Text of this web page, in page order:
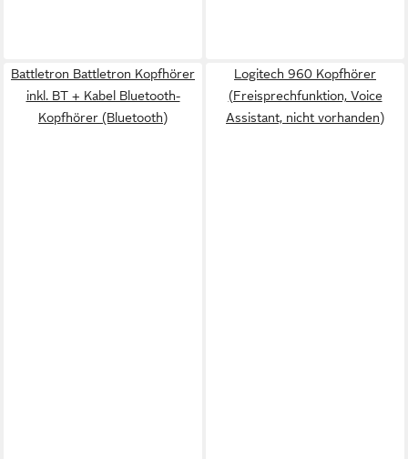
Battletron Battletron Kopfhörer
inkl. BT + Kabel Bluetooth-
Kopfhörer (Bluetooth)
Logitech 960 Kopfhörer
(Freisprechfunktion, Voice
Assistant, nicht vorhanden)